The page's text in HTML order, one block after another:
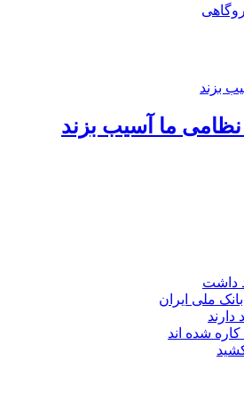
ما آسیب بزند
داشت
شده اند